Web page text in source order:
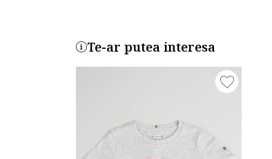
Te-ar putea interesa